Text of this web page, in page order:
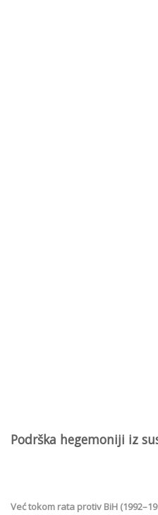
Podrška hegemoniji iz
Već tokom rata protiv BiH